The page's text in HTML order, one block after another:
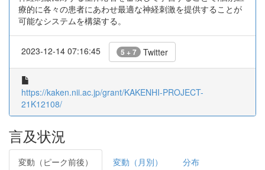
療的に各々の患者にあわせ最適な神経刺激を提供することが
可能なシステムを構築する。
2023-12-14 07:16:45 5 + 7 Twitter
https://kaken.nii.ac.jp/grant/KAKENHI-PROJECT-
21K12108/
言及状況
変動（ピーク前後） 変動（月別） 分布